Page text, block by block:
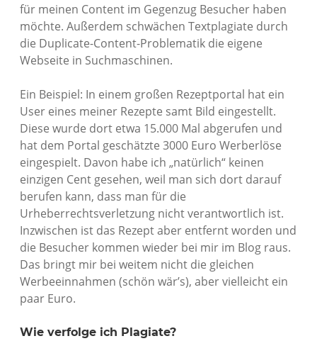
für meinen Content im Gegenzug Besucher haben
möchte. Außerdem schwächen Textplagiate durch
die Duplicate-Content-Problematik die eigene
Webseite in Suchmaschinen.
Ein Beispiel: In einem großen Rezeptportal hat ein
User eines meiner Rezepte samt Bild eingestellt.
Diese wurde dort etwa 15.000 Mal abgerufen und
hat dem Portal geschätzte 3000 Euro Werberlöse
eingespielt. Davon habe ich „natürlich“ keinen
einzigen Cent gesehen, weil man sich dort darauf
berufen kann, dass man für die
Urheberrechtsverletzung nicht verantwortlich ist.
Inzwischen ist das Rezept aber entfernt worden und
die Besucher kommen wieder bei mir im Blog raus.
Das bringt mir bei weitem nicht die gleichen
Werbeeinnahmen (schön wär’s), aber vielleicht ein
paar Euro.
Wie verfolge ich Plagiate?